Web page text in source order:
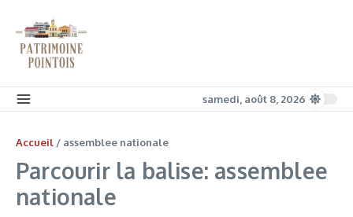
samedi, août 8, 2026
Accueil / assemblee nationale
Parcourir la balise: assemblee
nationale